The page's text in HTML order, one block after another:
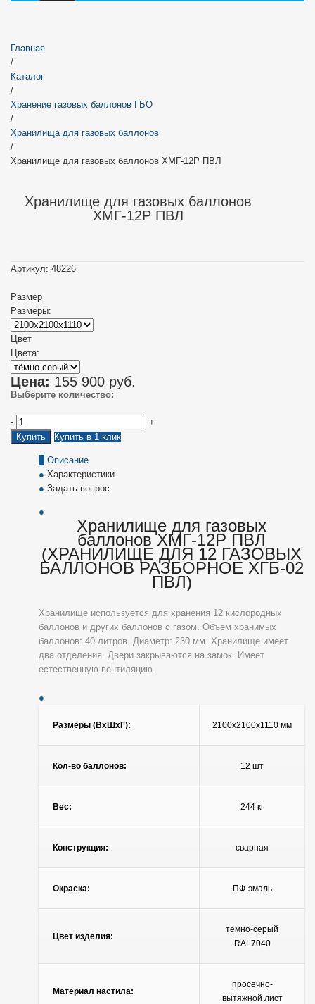
Главная
/
Каталог
/
Хранение газовых баллонов ГБО
/
Хранилища для газовых баллонов
/
Хранилище для газовых баллонов ХМГ-12Р ПВЛ
Хранилище для газовых баллонов
ХМГ-12Р ПВЛ
Артикул: 48226
Размер
Размеры:
Цвет
Цвета:
Цена: 155 900 руб.
Выберите количество:
-
+
Купить
Купить в 1 клик
Описание
Характеристики
Задать вопрос
Хранилище для газовых
баллонов ХМГ-12Р ПВЛ
(ХРАНИЛИЩЕ ДЛЯ 12 ГАЗОВЫХ
БАЛЛОНОВ РАЗБОРНОЕ ХГБ-02
ПВЛ)
Хранилище используется для хранения 12 кислородных
баллонов и других баллонов с газом. Объем хранимых
баллонов: 40 литров. Диаметр: 230 мм. Хранилище имеет
два отделения. Двери закрываются на замок. Имеет
естественную вентиляцию.
Размеры (ВхШхГ): 2100x2100x1110 мм
Кол-во баллонов: 12 шт
Вес: 244 кг
Конструкция: сварная
Окраска: ПФ-эмаль
Цвет изделия:
темно-серый
RAL7040
Материал настила:
просечно-
вытяжной лист